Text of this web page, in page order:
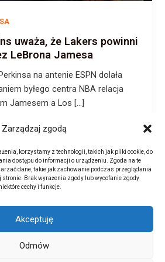
Zarządzaj zgodą
korzystamy z technologii, takich jak pliki cookie, do
dostępu do informacji o urządzeniu. Zgoda na te
dane, takie jak zachowanie podczas przeglądania
stronie. Brak wyrażenia zgody lub wycofanie zgody
cechy i funkcje.
Akceptuję
Odmów
uważa, że Lakers powinni
LeBrona Jamesa
na antenie ESPN dolała
byłego centra NBA relacja
Jamesem a Los […]
Basketu - świat koszykówki | Portal